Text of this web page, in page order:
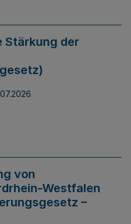
Stärkung der
von
Westfalen
–